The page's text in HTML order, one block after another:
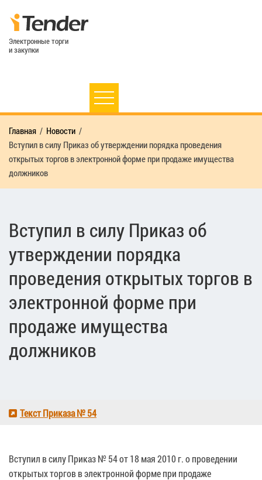
Электронные торги
и закупки
Главная
Новости
Вступил в силу Приказ об утверждении порядка проведения
открытых торгов в электронной форме при продаже имущества
должников
Вступил в силу Приказ об
утверждении порядка
проведения открытых торгов в
электронной форме при
продаже имущества
должников
Текст Приказа № 54
Вступил в силу Приказ № 54 от 18 мая 2010 г. о проведении
открытых торгов в электронной форме при продаже